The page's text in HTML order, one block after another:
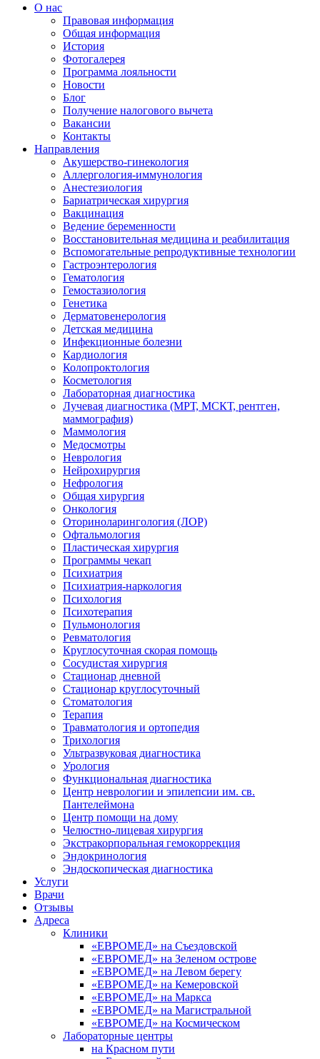
О нас
Правовая информация
Общая информация
История
Фотогалерея
Программа лояльности
Новости
Блог
Получение налогового вычета
Вакансии
Контакты
Направления
Акушерство-гинекология
Аллергология-иммунология
Анестезиология
Бариатрическая хирургия
Вакцинация
Ведение беременности
Восстановительная медицина и реабилитация
Вспомогательные репродуктивные технологии
Гастроэнтерология
Гематология
Гемостазиология
Генетика
Дерматовенерология
Детская медицина
Инфекционные болезни
Кардиология
Колопроктология
Косметология
Лабораторная диагностика
Лучевая диагностика (МРТ, МСКТ, рентген,
маммография)
Маммология
Медосмотры
Неврология
Нейрохирургия
Нефрология
Общая хирургия
Онкология
Оториноларингология (ЛОР)
Офтальмология
Пластическая хирургия
Программы чекап
Психиатрия
Психиатрия-наркология
Психология
Психотерапия
Пульмонология
Ревматология
Круглосуточная скорая помощь
Сосудистая хирургия
Стационар дневной
Стационар круглосуточный
Стоматология
Терапия
Травматология и ортопедия
Трихология
Ультразвуковая диагностика
Урология
Функциональная диагностика
Центр неврологии и эпилепсии им. св.
Пантелеймона
Центр помощи на дому
Челюстно-лицевая хирургия
Экстракорпоральная гемокоррекция
Эндокринология
Эндоскопическая диагностика
Услуги
Врачи
Отзывы
Адреса
Клиники
«ЕВРОМЕД» на Съездовской
«ЕВРОМЕД» на Зеленом острове
«ЕВРОМЕД» на Левом берегу
«ЕВРОМЕД» на Кемеровской
«ЕВРОМЕД» на Маркса
«ЕВРОМЕД» на Магистральной
«ЕВРОМЕД» на Космическом
Лабораторные центры
на Красном пути